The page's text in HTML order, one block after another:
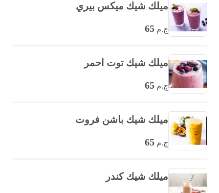
ميلك شيك ميكس بيري
ج.م 65
ميلك شيك توت احمر
ج.م 65
ميلك شيك باشن فروت
ج.م 65
ميلك شيك كندر